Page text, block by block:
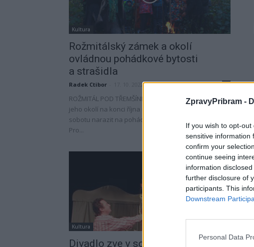
ZpravyPribram -
If you wish to opt-
sensitive information
confirm your
continue seeing
information
further disclosure of
participants. This
Downstream
Personal Data
Kultura
Rožmitálský zámek a okolí
ovládnou pohádkové bytosti
a strašidla
Radek Ctibor 17. 10. 2022 0
ROŽMITÁL POD TŘEMŠÍNEM - V prostorách zámku i
jeho okolí na konci října můžete poslední říjnovou
sobotu narazit na pohádkové bytosti a strašidla.
Pro...
Kultura
Divadlo zve v sobotu na